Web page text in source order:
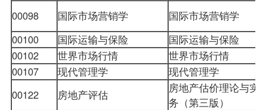
00098
国际市场营销学 国际市场营销学
00100
国际运输与保险 国际运输与保险
00102
世界市场行情 世界市场行情
00107
现代管理学 现代管理学
00122
房地产评估
房地产估价理论与实
务（第三版）